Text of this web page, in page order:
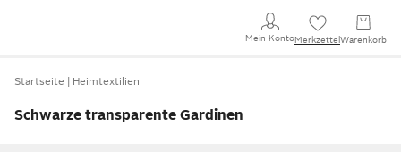
Mein KontoMerkzettel Warenkorb
Startseite Heimtextilien
Schwarze transparente Gardinen